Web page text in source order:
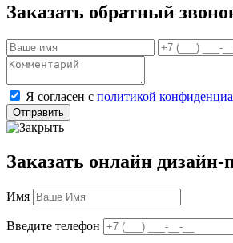
Заказать обратный
Я согласен с политикой
Отправить
Заказать онлайн дизайн-
Имя
Введите телефон